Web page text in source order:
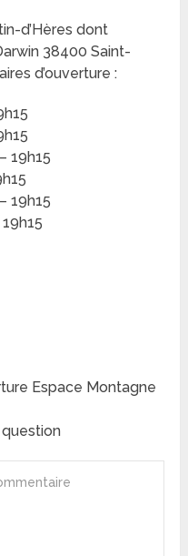
d’Hères dont
38400 Saint-
d’ouverture :
19h15
19h15
Espace Montagne